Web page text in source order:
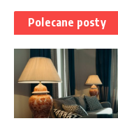
Polecane posty